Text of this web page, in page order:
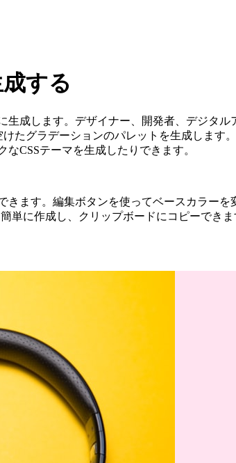
する
成します。デザイナー、開発者、デジタル
たグラデーションのパレットを生成します
CSSテーマを生成したりできます。
ます。編集ボタンを使ってベースカラー
単に作成し、クリップボードにコピーできま